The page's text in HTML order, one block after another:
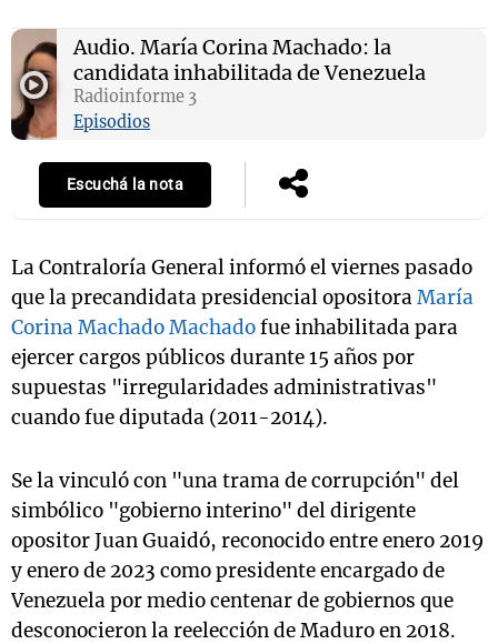
Audio. María Corina Machado: la
candidata inhabilitada de Venezuela
Radioinforme 3
Episodios
Escuchá la nota
La Contraloría General informó el viernes pasado
que la precandidata presidencial opositoraMaría
Corina Machado Machadofue inhabilitada para
ejercer cargos públicos durante 15 años por
supuestas "irregularidades administrativas"
cuando fue diputada (2011-2014).
Se la vinculó con "una trama de corrupción" del
simbólico "gobierno interino" del dirigente
opositor Juan Guaidó, reconocido entre enero 2019
y enero de 2023 como presidente encargado de
Venezuela por medio centenar de gobiernos que
desconocieron la reelección de Maduro en 2018.
Notas
Mundial 2026
Notas